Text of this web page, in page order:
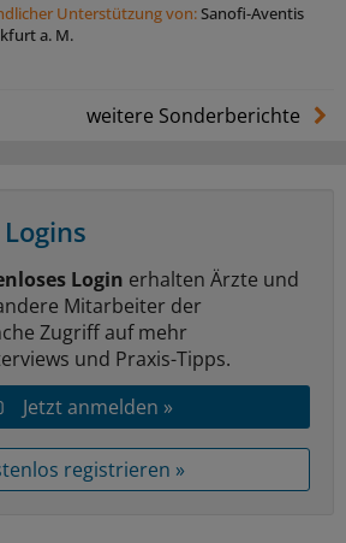
Unterstützung von:Sanofi-Aventis
a. M.
weitere Sonderberichte
Login erhalten Ärzte und
Mitarbeiter der
Zugriff auf mehr
und Praxis-Tipps.
Jetzt anmelden »
registrieren »